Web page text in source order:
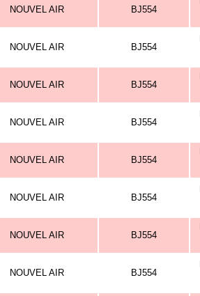
NOUVEL AIR BJ554
NOUVEL AIR BJ554
NOUVEL AIR BJ554
NOUVEL AIR BJ554
NOUVEL AIR BJ554
NOUVEL AIR BJ554
NOUVEL AIR BJ554
NOUVEL AIR BJ554